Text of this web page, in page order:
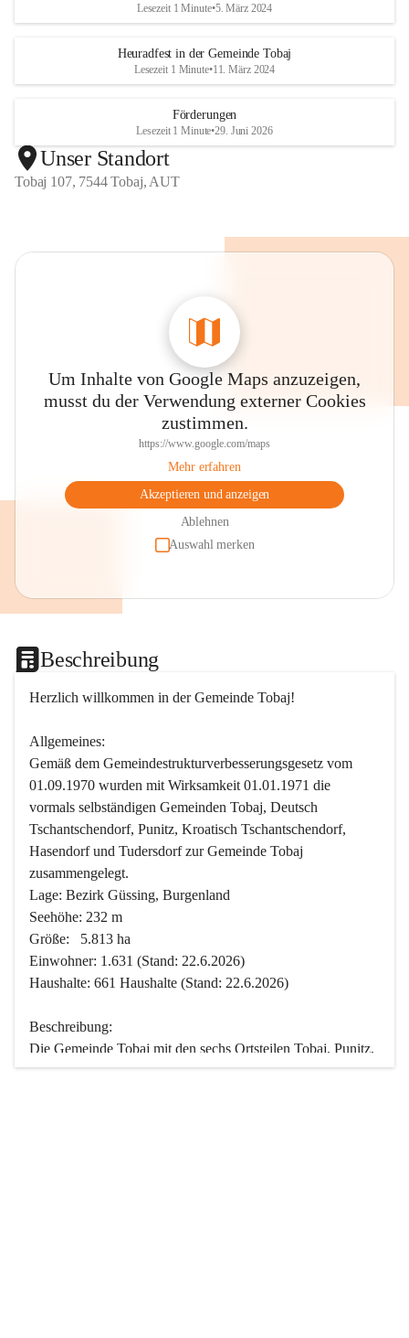
Lesezeit 1 Minute•5. März 2024
Heuradfest in der Gemeinde Tobaj
Lesezeit 1 Minute•11. März 2024
Förderungen
Lesezeit 1 Minute•29. Juni 2026
Unser Standort
Tobaj 107, 7544 Tobaj, AUT
Um Inhalte von Google Maps anzuzeigen,
musst du der Verwendung externer Cookies
zustimmen.
https://www.google.com/maps
Mehr erfahren
Akzeptieren und anzeigen
Ablehnen
Auswahl merken
Beschreibung
Herzlich willkommen in der Gemeinde Tobaj!
Allgemeines:
Gemäß dem Gemeindestrukturverbesserungsgesetz vom
01.09.1970 wurden mit Wirksamkeit 01.01.1971 die
vormals selbständigen Gemeinden Tobaj, Deutsch
Tschantschendorf, Punitz, Kroatisch Tschantschendorf,
Hasendorf und Tudersdorf zur Gemeinde Tobaj
zusammengelegt.
Lage: Bezirk Güssing, Burgenland
Seehöhe: 232 m
Größe:   5.813 ha
Einwohner: 1.631 (Stand: 22.6.2026)
Haushalte: 661 Haushalte (Stand: 22.6.2026)
Beschreibung:
Die Gemeinde Tobaj mit den sechs Ortsteilen Tobaj, Punitz,
Deutsch Tschantschendorf, Kroatisch Tschantschendorf,